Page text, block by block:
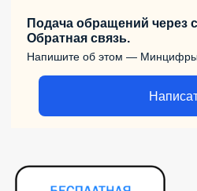
Подача обращений через
Обратная связь.
Напишите об этом —